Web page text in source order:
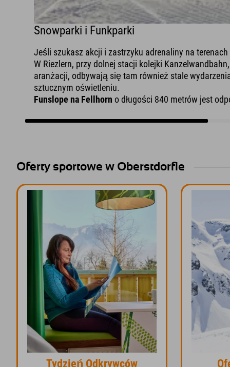
Snowparki i Funkparki
Jeśli szukasz akcji i zastrzyku adrenaliny na
W Riezlern, przy dolnej stacji kolejki
aranżacji, odbywają się tam również stale
sztucznym oświetleniu.
Funslope na Fellhorn o długości 840 metrów jest
Oferty sportowe w Oberstdorfie
Tydzień Odkrywców